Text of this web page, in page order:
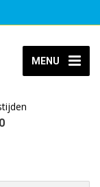
MENU